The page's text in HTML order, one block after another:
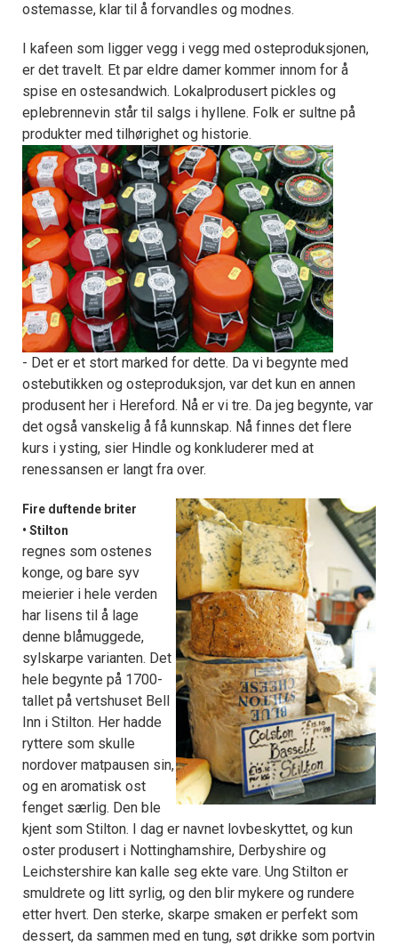
ostemasse, klar til å forvandles og modnes.
I kafeen som ligger vegg i vegg med osteproduksjonen,
er det travelt. Et par eldre damer kommer innom for å
spise en ostesandwich. Lokalprodusert pickles og
eplebrennevin står til salgs i hyllene. Folk er sultne på
produkter med tilhørighet og historie.
- Det er et stort marked for dette. Da vi begynte med
ostebutikken og osteproduksjon, var det kun en annen
produsent her i Hereford. Nå er vi tre. Da jeg begynte, var
det også vanskelig å få kunnskap. Nå finnes det flere
kurs i ysting, sier Hindle og konkluderer med at
renessansen er langt fra over.
Fire duftende briter
• Stilton
regnes som ostenes
konge, og bare syv
meierier i hele verden
har lisens til å lage
denne blåmuggede,
sylskarpe varianten. Det
hele begynte på 1700-
tallet på vertshuset Bell
Inn i Stilton. Her hadde
ryttere som skulle
nordover matpausen sin,
og en aromatisk ost
fenget særlig. Den ble
kjent som Stilton. I dag er navnet lovbeskyttet, og kun
oster produsert i Nottinghamshire, Derbyshire og
Leichstershire kan kalle seg ekte vare. Ung Stilton er
smuldrete og litt syrlig, og den blir mykere og rundere
etter hvert. Den sterke, skarpe smaken er perfekt som
dessert, da sammen med en tung, søt drikke som portvin